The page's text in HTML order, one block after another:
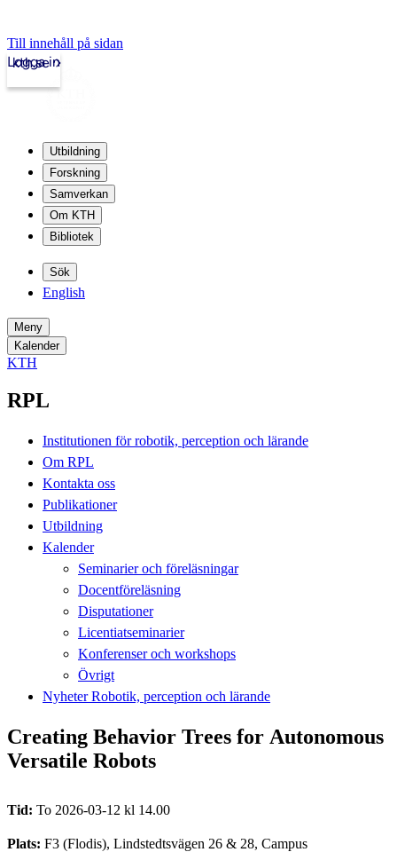
Till innehåll på sidan
kth.se
Logga in
Utbildning
Forskning
Samverkan
Om KTH
Bibliotek
Sök
English
Meny
Kalender
KTH
RPL
Institutionen för robotik, perception och lärande
Om RPL
Kontakta oss
Publikationer
Utbildning
Kalender
Seminarier och föreläsningar
Docentföreläsning
Disputationer
Licentiatseminarier
Konferenser och workshops
Övrigt
Nyheter Robotik, perception och lärande
Creating Behavior Trees for Autonomous
Versatile Robots
Tid: To 2026-03-12 kl 14.00
Plats: F3 (Flodis), Lindstedtsvägen 26 & 28, Campus